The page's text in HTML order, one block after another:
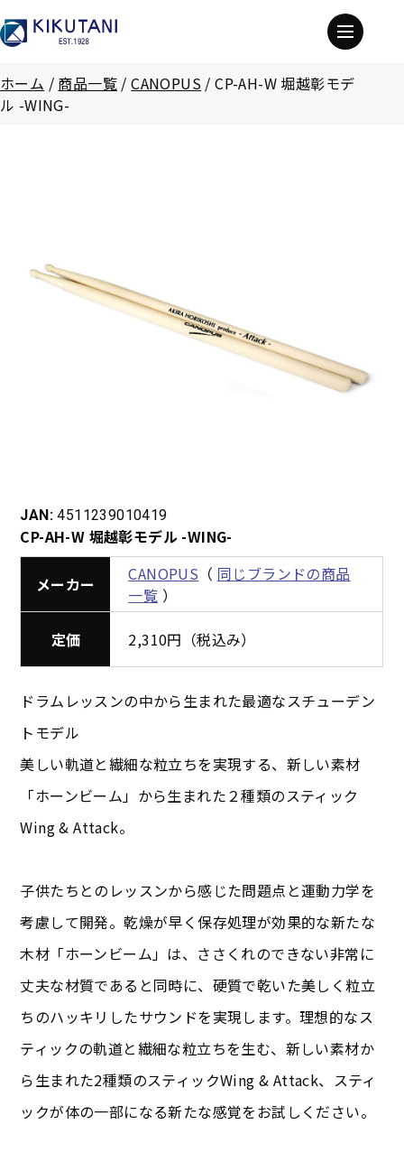
ホーム / 商品一覧 /CANOPUS /CP-AH-W 堀越彰モデ
ル -WING-
JAN: 4511239010419
CP-AH-W 堀越彰モデル -WING-
メーカー CANOPUS （ 同じブランドの商品
一覧 ）
定価 2,310円（税込み）
ドラムレッスンの中から生まれた最適なスチューデン
トモデル
美しい軌道と繊細な粒立ちを実現する、新しい素材
「ホーンビーム」から生まれた２種類のスティック
Wing & Attack。
子供たちとのレッスンから感じた問題点と運動力学を
考慮して開発。乾燥が早く保存処理が効果的な新たな
木材「ホーンビーム」は、ささくれのできない非常に
丈夫な材質であると同時に、硬質で乾いた美しく粒立
ちのハッキリしたサウンドを実現します。理想的なス
ティックの軌道と繊細な粒立ちを生む、新しい素材か
ら生まれた2種類のスティックWing & Attack、スティ
ックが体の一部になる新たな感覚をお試しください。